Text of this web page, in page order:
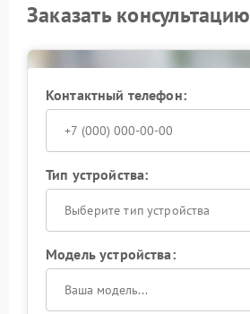
Заказать консультацию
Контактный телефон:
Тип устройства:
Выберите тип устройства
Модель устройства: